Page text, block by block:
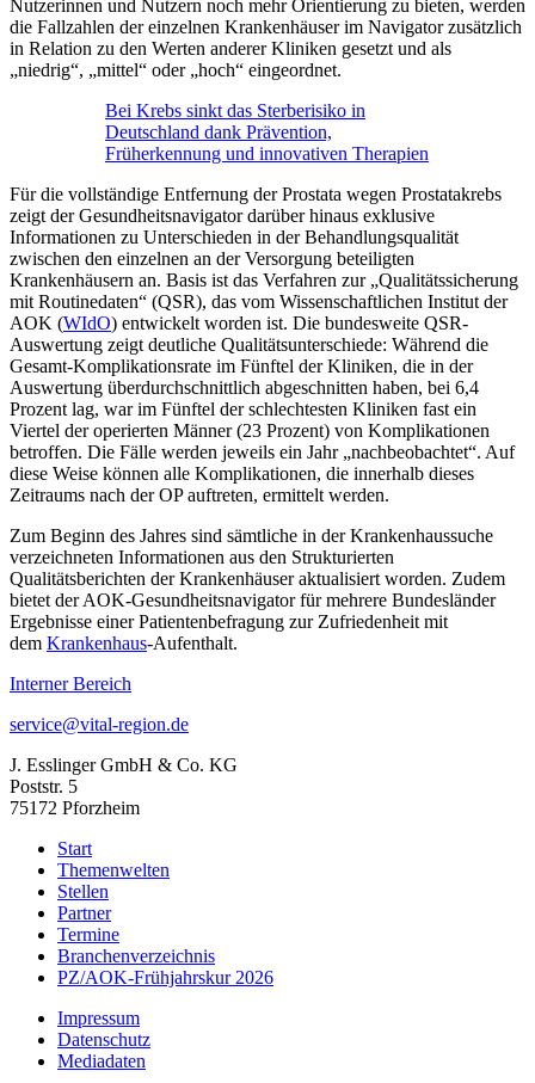
Nutzerinnen und Nutzern noch mehr Orientierung zu bieten, werden
die Fallzahlen der einzelnen Krankenhäuser im Navigator zusätzlich
in Relation zu den Werten anderer Kliniken gesetzt und als
„niedrig“, „mittel“ oder „hoch“ eingeordnet.
Bei Krebs sinkt das Sterberisiko in
Deutschland dank Prävention,
Früherkennung und innovativen Therapien
Für die vollständige Entfernung der Prostata wegen Prostatakrebs
zeigt der Gesundheitsnavigator darüber hinaus exklusive
Informationen zu Unterschieden in der Behandlungsqualität
zwischen den einzelnen an der Versorgung beteiligten
Krankenhäusern an. Basis ist das Verfahren zur „Qualitätssicherung
mit Routinedaten“ (QSR), das vom Wissenschaftlichen Institut der
AOK (WIdO) entwickelt worden ist. Die bundesweite QSR-
Auswertung zeigt deutliche Qualitätsunterschiede: Während die
Gesamt-Komplikationsrate im Fünftel der Kliniken, die in der
Auswertung überdurchschnittlich abgeschnitten haben, bei 6,4
Prozent lag, war im Fünftel der schlechtesten Kliniken fast ein
Viertel der operierten Männer (23 Prozent) von Komplikationen
betroffen. Die Fälle werden jeweils ein Jahr „nachbeobachtet“. Auf
diese Weise können alle Komplikationen, die innerhalb dieses
Zeitraums nach der OP auftreten, ermittelt werden.
Zum Beginn des Jahres sind sämtliche in der Krankenhaussuche
verzeichneten Informationen aus den Strukturierten
Qualitätsberichten der Krankenhäuser aktualisiert worden. Zudem
bietet der AOK-Gesundheitsnavigator für mehrere Bundesländer
Ergebnisse einer Patientenbefragung zur Zufriedenheit mit
dem Krankenhaus-Aufenthalt.
Interner Bereich
service@vital-region.de
J. Esslinger GmbH & Co. KG
Poststr. 5
75172 Pforzheim
Start
Themenwelten
Stellen
Partner
Termine
Branchenverzeichnis
PZ/AOK-Frühjahrskur 2026
Impressum
Datenschutz
Mediadaten